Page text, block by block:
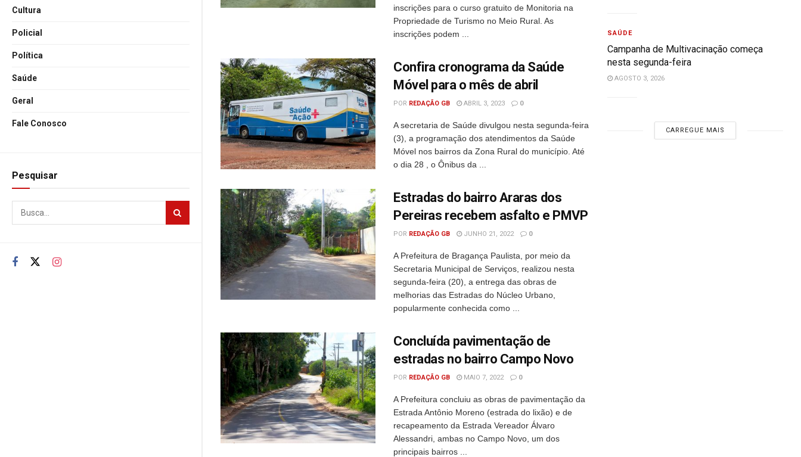
Cultura
Policial
Política
Saúde
Geral
Fale Conosco
Pesquisar
inscrições para o curso gratuito de Monitoria na
Propriedade de Turismo no Meio Rural. As
inscrições podem ...
Confira cronograma da Saúde
Móvel para o mês de abril
POR REDAÇÃO GB ABRIL 3, 2023 0
A secretaria de Saúde divulgou nesta segunda-feira
(3), a programação dos atendimentos da Saúde
Móvel nos bairros da Zona Rural do município. Até
o dia 28 , o Ônibus da ...
Estradas do bairro Araras dos
Pereiras recebem asfalto e PMVP
POR REDAÇÃO GB JUNHO 21, 2022 0
A Prefeitura de Bragança Paulista, por meio da
Secretaria Municipal de Serviços, realizou nesta
segunda-feira (20), a entrega das obras de
melhorias das Estradas do Núcleo Urbano,
popularmente conhecida como ...
Concluída pavimentação de
estradas no bairro Campo Novo
POR REDAÇÃO GB MAIO 7, 2022 0
A Prefeitura concluiu as obras de pavimentação da
Estrada Antônio Moreno (estrada do lixão) e de
recapeamento da Estrada Vereador Álvaro
Alessandri, ambas no Campo Novo, um dos
principais bairros ...
SAÚDE
Campanha de Multivacinação começa
nesta segunda-feira
AGOSTO 3, 2026
CARREGUE MAIS